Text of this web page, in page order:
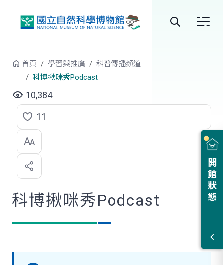
開館狀態
首頁 學習與推廣
科普傳播頻道
科博揪咪秀Podcast
10,384
點
選
喜
歡
11
科博揪咪秀Podcast